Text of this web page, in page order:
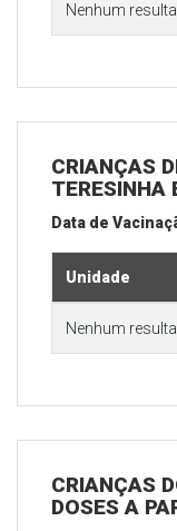
Nenhum
CRIANÇAS
TERESINHA
Data de
Unidade
Nenhum
CRIANÇAS
DOSES A